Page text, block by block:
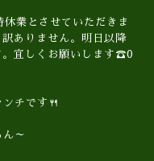
業とさせていただきま
ありません。明日以降
。宜しくお願いします☎️0
チです🍴
～